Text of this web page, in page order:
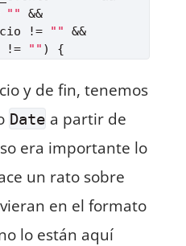
""
&&
!=
""
&&
!=
""
y de fin, tenemos
Date a partir de
era importante lo
un rato sobre
en el formato
lo están aquí